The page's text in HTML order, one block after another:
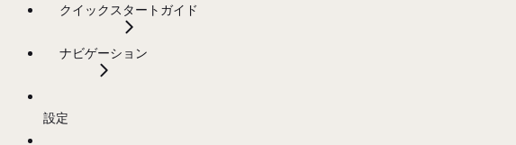
クイックスタートガイド
ナビゲーション
設定